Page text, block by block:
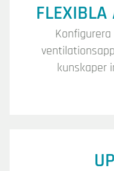
FLEXIBLA
kunskaper